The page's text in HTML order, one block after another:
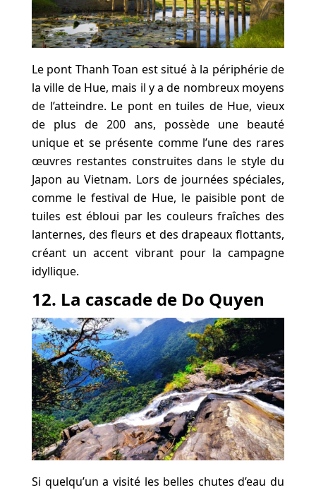
Le pont Thanh Toan est situé à la périphérie de
la ville de Hue, mais il y a de nombreux moyens
de l’atteindre. Le pont en tuiles de Hue, vieux
de plus de 200 ans, possède une beauté
unique et se présente comme l’une des rares
œuvres restantes construites dans le style du
Japon au Vietnam. Lors de journées spéciales,
comme le festival de Hue, le paisible pont de
tuiles est ébloui par les couleurs fraîches des
lanternes, des fleurs et des drapeaux flottants,
créant un accent vibrant pour la campagne
idyllique.
12. La cascade de Do Quyen
Si quelqu’un a visité les belles chutes d’eau du